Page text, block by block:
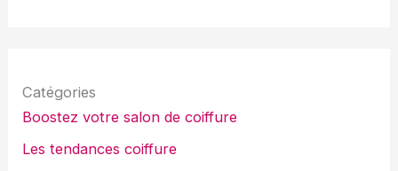
Catégories
Boostez votre salon de coiffure
Les tendances coiffure